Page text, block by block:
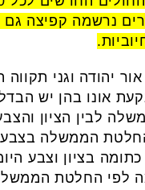
נרשמה קפיצה גם
אור יהודה וגני תקווה
אונו בהן יש
לבין הציון
החלטת הממשלה
בציון וצבע
לפי החלטת